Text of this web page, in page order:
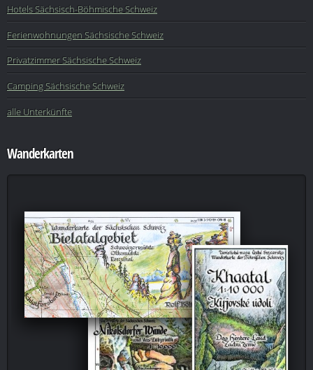
Hotels Sächsisch-Böhmische Schweiz
Ferienwohnungen Sächsische Schweiz
Privatzimmer Sächsische Schweiz
Camping Sächsische Schweiz
alle Unterkünfte
Wanderkarten